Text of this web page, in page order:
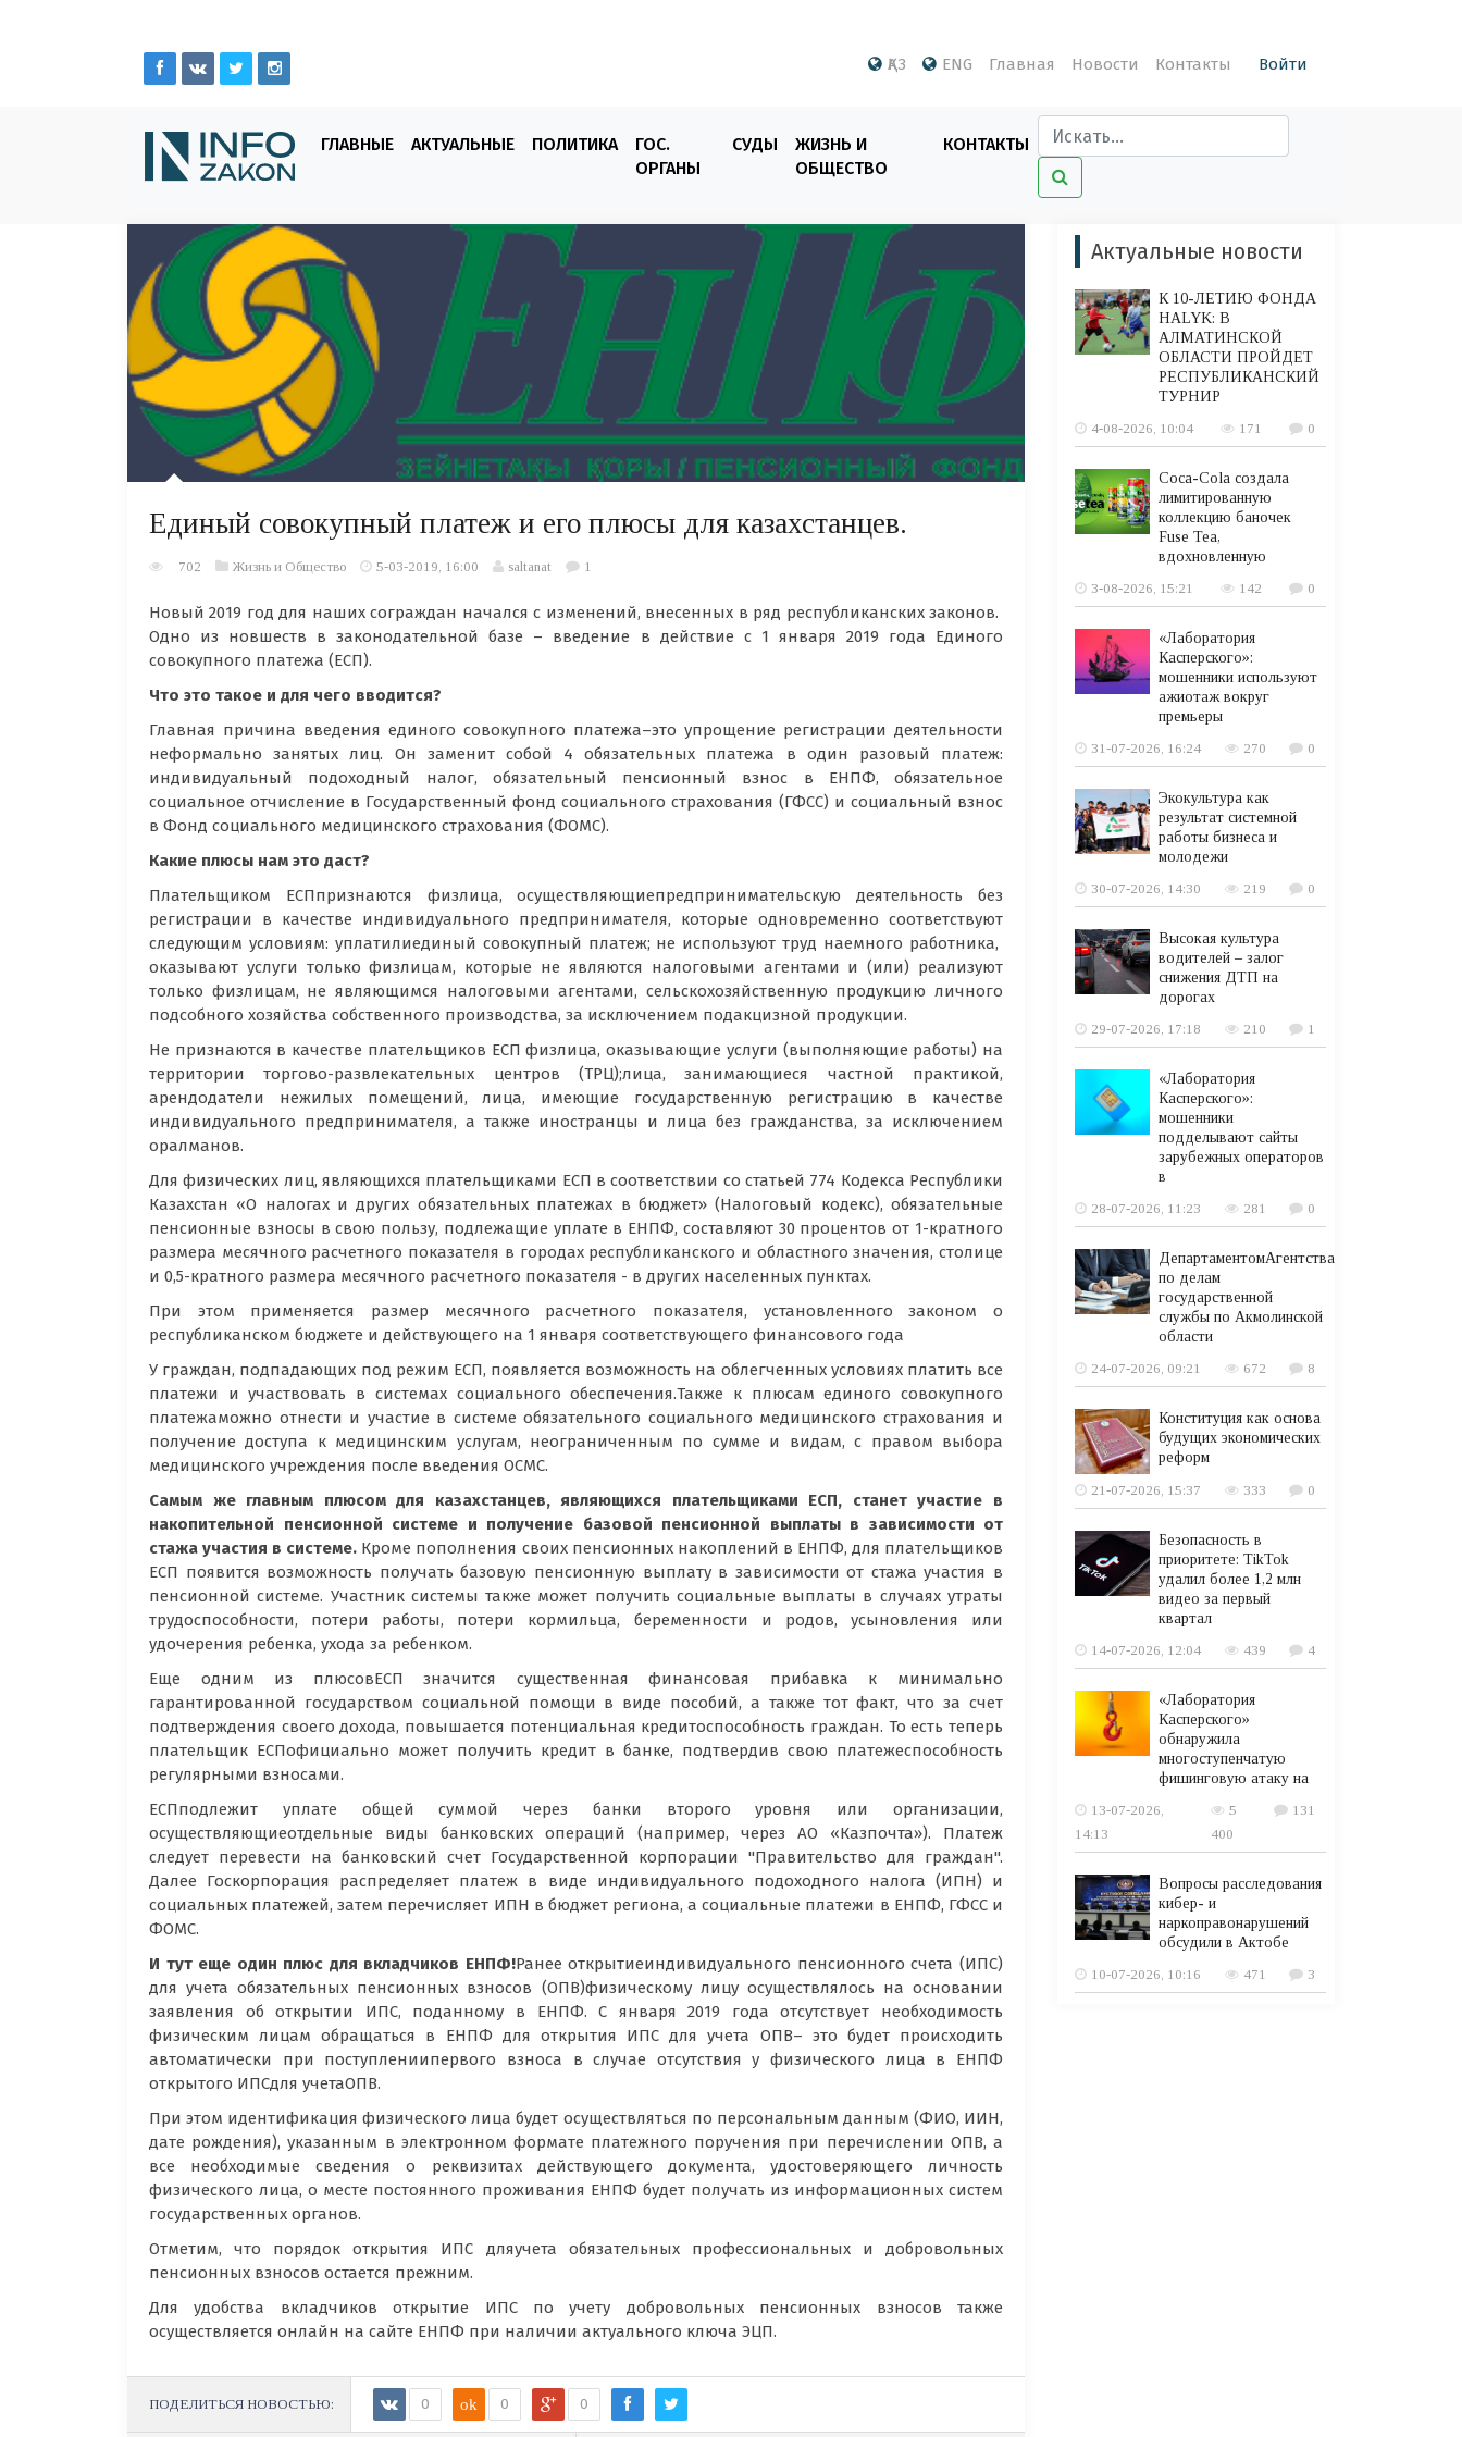
ҚАЗ ENG Главная Новости Контакты Войти
ГЛАВНЫЕ АКТУАЛЬНЫЕ ПОЛИТИКА
ГОС.
ОРГАНЫ
СУДЫ
ЖИЗНЬ И
ОБЩЕСТВО
КОНТАКТЫ
Единый совокупный платеж и его плюсы для казахстанцев.
702 Жизнь и Общество 5-03-2019, 16:00 saltanat 1
Новый 2019 год для наших сограждан начался с изменений, внесенных в ряд республиканских законов.
Одно из новшеств в законодательной базе – введение в действие с 1 января 2019 года Единого
совокупного платежа (ЕСП).
Что это такое и для чего вводится?
Главная причина введения единого совокупного платежа–это упрощение регистрации деятельности
неформально занятых лиц. Он заменит собой 4 обязательных платежа в один разовый платеж:
индивидуальный подоходный налог, обязательный пенсионный взнос в ЕНПФ, обязательное
социальное отчисление в Государственный фонд социального страхования (ГФСС) и социальный взнос
в Фонд социального медицинского страхования (ФОМС).
Какие плюсы нам это даст?
Плательщиком ЕСПпризнаются физлица, осуществляющиепредпринимательскую деятельность без
регистрации в качестве индивидуального предпринимателя, которые одновременно соответствуют
следующим условиям: уплатилиединый совокупный платеж; не используют труд наемного работника,
оказывают услуги только физлицам, которые не являются налоговыми агентами и (или) реализуют
только физлицам, не являющимся налоговыми агентами, сельскохозяйственную продукцию личного
подсобного хозяйства собственного производства, за исключением подакцизной продукции.
Не признаются в качестве плательщиков ЕСП физлица, оказывающие услуги (выполняющие работы) на
территории торгово-развлекательных центров (ТРЦ);лица, занимающиеся частной практикой,
арендодатели нежилых помещений, лица, имеющие государственную регистрацию в качестве
индивидуального предпринимателя, а также иностранцы и лица без гражданства, за исключением
оралманов.
Для физических лиц, являющихся плательщиками ЕСП в соответствии со статьей 774 Кодекса Республики
Казахстан «О налогах и других обязательных платежах в бюджет» (Налоговый кодекс), обязательные
пенсионные взносы в свою пользу, подлежащие уплате в ЕНПФ, составляют 30 процентов от 1-кратного
размера месячного расчетного показателя в городах республиканского и областного значения, столице
и 0,5-кратного размера месячного расчетного показателя - в других населенных пунктах.
При этом применяется размер месячного расчетного показателя, установленного законом о
республиканском бюджете и действующего на 1 января соответствующего финансового года
У граждан, подпадающих под режим ЕСП, появляется возможность на облегченных условиях платить все
платежи и участвовать в системах социального обеспечения.Также к плюсам единого совокупного
платежаможно отнести и участие в системе обязательного социального медицинского страхования и
получение доступа к медицинским услугам, неограниченным по сумме и видам, с правом выбора
медицинского учреждения после введения ОСМС.
Самым же главным плюсом для казахстанцев, являющихся плательщиками ЕСП, станет участие в
накопительной пенсионной системе и получение базовой пенсионной выплаты в зависимости от
стажа участия в системе. Кроме пополнения своих пенсионных накоплений в ЕНПФ, для плательщиков
ЕСП появится возможность получать базовую пенсионную выплату в зависимости от стажа участия в
пенсионной системе. Участник системы также может получить социальные выплаты в случаях утраты
трудоспособности, потери работы, потери кормильца, беременности и родов, усыновления или
удочерения ребенка, ухода за ребенком.
Еще одним из плюсовЕСП значится существенная финансовая прибавка к минимально
гарантированной государством социальной помощи в виде пособий, а также тот факт, что за счет
подтверждения своего дохода, повышается потенциальная кредитоспособность граждан. То есть теперь
плательщик ЕСПофициально может получить кредит в банке, подтвердив свою платежеспособность
регулярными взносами.
ЕСПподлежит уплате общей суммой через банки второго уровня или организации,
осуществляющиеотдельные виды банковских операций (например, через АО «Казпочта»). Платеж
следует перевести на банковский счет Государственной корпорации "Правительство для граждан".
Далее Госкорпорация распределяет платеж в виде индивидуального подоходного налога (ИПН) и
социальных платежей, затем перечисляет ИПН в бюджет региона, а социальные платежи в ЕНПФ, ГФСС и
ФОМС.
И тут еще один плюс для вкладчиков ЕНПФ!Ранее открытиеиндивидуального пенсионного счета (ИПС)
для учета обязательных пенсионных взносов (ОПВ)физическому лицу осуществлялось на основании
заявления об открытии ИПС, поданному в ЕНПФ. С января 2019 года отсутствует необходимость
физическим лицам обращаться в ЕНПФ для открытия ИПС для учета ОПВ– это будет происходить
автоматически при поступлениипервого взноса в случае отсутствия у физического лица в ЕНПФ
открытого ИПСдля учетаОПВ.
При этом идентификация физического лица будет осуществляться по персональным данным (ФИО, ИИН,
дате рождения), указанным в электронном формате платежного поручения при перечислении ОПВ, а
все необходимые сведения о реквизитах действующего документа, удостоверяющего личность
физического лица, о месте постоянного проживания ЕНПФ будет получать из информационных систем
государственных органов.
Отметим, что порядок открытия ИПС дляучета обязательных профессиональных и добровольных
пенсионных взносов остается прежним.
Для удобства вкладчиков открытие ИПС по учету добровольных пенсионных взносов также
осуществляется онлайн на сайте ЕНПФ при наличии актуального ключа ЭЦП.
ПОДЕЛИТЬСЯ НОВОСТЬЮ: 0 ok 0 0
Актуальные новости
К 10-ЛЕТИЮ ФОНДА
HALYK: В
АЛМАТИНСКОЙ
ОБЛАСТИ ПРОЙДЕТ
РЕСПУБЛИКАНСКИЙ
ТУРНИР
4-08-2026, 10:04
171 0
Coca-Cola создала
лимитированную
коллекцию баночек
Fuse Tea,
вдохновленную
3-08-2026, 15:21
142 0
«Лаборатория
Касперского»:
мошенники используют
ажиотаж вокруг
премьеры
31-07-2026, 16:24
270 0
Экокультура как
результат системной
работы бизнеса и
молодежи
30-07-2026, 14:30
219 0
Высокая культура
водителей – залог
снижения ДТП на
дорогах
29-07-2026, 17:18
210 1
«Лаборатория
Касперского»:
мошенники
подделывают сайты
зарубежных операторов
в
28-07-2026, 11:23
281 0
ДепартаментомАгентства
по делам
государственной
службы по Акмолинской
области
24-07-2026, 09:21
672 8
Конституция как основа
будущих экономических
реформ
21-07-2026, 15:37
333 0
Безопасность в
приоритете: TikTok
удалил более 1,2 млн
видео за первый
квартал
14-07-2026, 12:04
439 4
«Лаборатория
Касперского»
обнаружила
многоступенчатую
фишинговую атаку на
13-07-2026,
14:13
5
400
131
Вопросы расследования
кибер- и
наркоправонарушений
обсудили в Актобе
10-07-2026, 10:16
471 3